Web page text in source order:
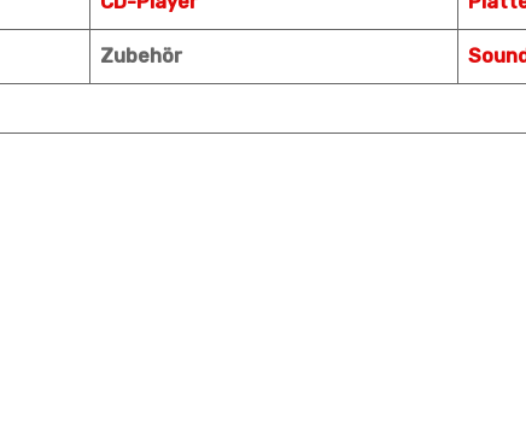
Zubehör